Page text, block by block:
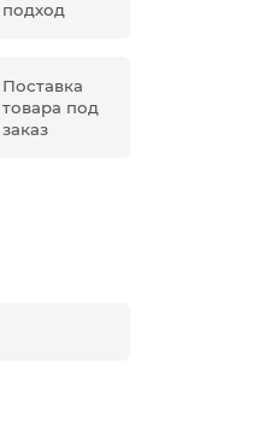
подход
Поставка
товара под
заказ